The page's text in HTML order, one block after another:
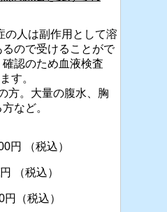
の人は副作用として溶
ので受けることがで
認のため血液検査
す。
方。大量の腹水、胸
など。
円 （税込）
円 （税込）
円（税込）